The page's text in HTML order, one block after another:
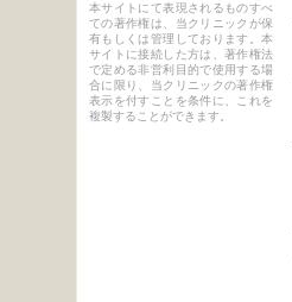
本サイトにて表現されるものすべ
ての著作権は、当クリニックが保
有もしくは管理しております。本
サイトに接続した方は、著作権法
で定める非営利目的で使用する場
合に限り、当クリニックの著作権
表示を付すことを条件に、これを
複製することができます。